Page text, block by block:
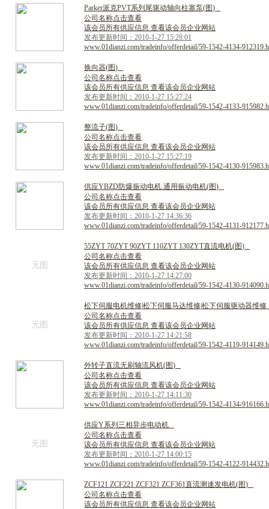
Parker派克PVT系列 尾驱动轴向柱塞泵(图)
公司名称点击查看
该会员所有供应信息 查看该会员企业网站
发布更新时间：2010-1-27 15:28:01
www.01dianzi.com/tradeinfo/offerdetail/59-1542-4134-
换向器(图)
公司名称点击查看
该会员所有供应信息 查看该会员企业网站
发布更新时间：2010-1-27 15:27:24
www.01dianzi.com/tradeinfo/offerdetail/59-1542-4133-
整流子(图)
公司名称点击查看
该会员所有供应信息 查看该会员企业网站
发布更新时间：2010-1-27 15:27:19
www.01dianzi.com/tradeinfo/offerdetail/59-1542-4130-
供应YBZD防爆振动电机.通用振动电机(图)
公司名称点击查看
该会员所有供应信息 查看该会员企业网站
发布更新时间：2010-1-27 14:36:36
www.01dianzi.com/tradeinfo/offerdetail/59-1542-4131-
无图
55ZYT 70ZYT 90ZYT 110ZYT 130ZYT直流电机(图)
公司名称点击查看
该会员所有供应信息 查看该会员企业网站
发布更新时间：2010-1-27 14:27:00
www.01dianzi.com/tradeinfo/offerdetail/59-1542-4130-
无图
松下伺 服电机维修松下伺 服马达维修松下伺 服驱动器维修
公司名称点击查看
该会员所有供应信息 查看该会员企业网站
发布更新时间：2010-1-27 14:21:58
www.01dianzi.com/tradeinfo/offerdetail/59-1542-4119-
外转子直流无刷轴流风机(图)
公司名称点击查看
该会员所有供应信息 查看该会员企业网站
发布更新时间：2010-1-27 14:11:30
www.01dianzi.com/tradeinfo/offerdetail/59-1542-4134-
无图
供应Y系列 三相异步电动机
公司名称点击查看
该会员所有供应信息 查看该会员企业网站
发布更新时间：2010-1-27 14:00:15
www.01dianzi.com/tradeinfo/offerdetail/59-1542-4122-
ZCF121 ZCF221 ZCF321 ZCF361直流测速发电机(图)
公司名称点击查看
该会员所有供应信息 查看该会员企业网站